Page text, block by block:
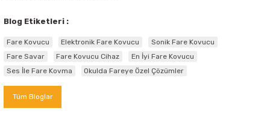
Blog Etiketleri :
Fare Kovucu Elektronik Fare Kovucu
Sonik Fare Kovucu
Fare Savar
Fare Kovucu Cihaz
En İyi Fare Kovucu
Ses İle Fare Kovma
Okulda Fareye Özel Çözümler
Tüm Bloglar